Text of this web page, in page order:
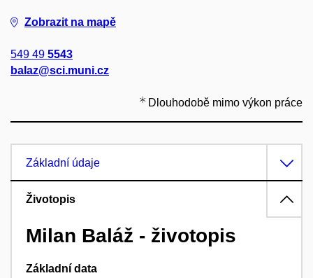
Zobrazit na mapě
549 49 5543
balaz@sci.muni.cz
Dlouhodobě mimo výkon práce
Základní údaje
Životopis
Milan Baláž - životopis
Základní data